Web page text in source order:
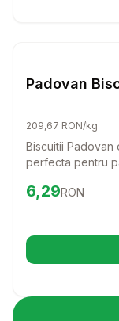
Padovan
209,67 RON/kg
Biscuitii Padovan
perfecta pentru
diversifica
Preț:6.29
6,29RON